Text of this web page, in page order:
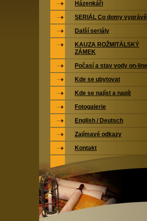
Házenkáři
SERIÁL Co domy
Další seriály
KAUZA ROŽMITÁLSKÝ
ZÁMEK
Počasí a stav vody on-line
Kde se ubytovat
Kde se najíst a napít
Fotogalerie
English / Deutsch
Zajímavé odkazy
Kontakt